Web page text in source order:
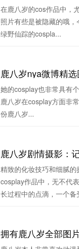
在鹿八岁的cos作品中，
照片有些是被隐藏的哦
绿野仙踪的cospla...
鹿八岁nya微博精
她的cosplay也非常具有
鹿八岁在cosplay方面非
份鹿八岁...
鹿八岁剧情摄影：
精致的化妆技巧和细腻
cosplay作品中，无不代
长过程中的点滴，一个备
拥有鹿八岁全部图